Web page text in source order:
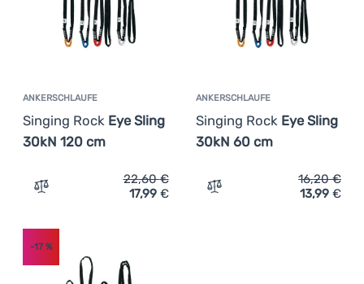
ANKERSCHLAUFE
Singing Rock Eye Sling
30kN 120 cm
Zum Vergleich 'Ankerschlaufe Singing Rock Eye Sling
22,60€
17,99 €
ANKERSCHLAUFE
Singing Rock Eye Sling
30kN 60 cm
Zum Vergleich
16,20€
13,99 €
-17%